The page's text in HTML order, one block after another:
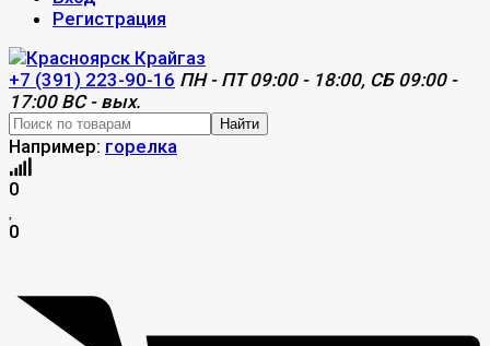
Регистрация
+7 (391) 223-90-16 ПН - ПТ 09:00 - 18:00, СБ 09:00 -
17:00 ВС - вых.
Найти
Например: горелка
0
0